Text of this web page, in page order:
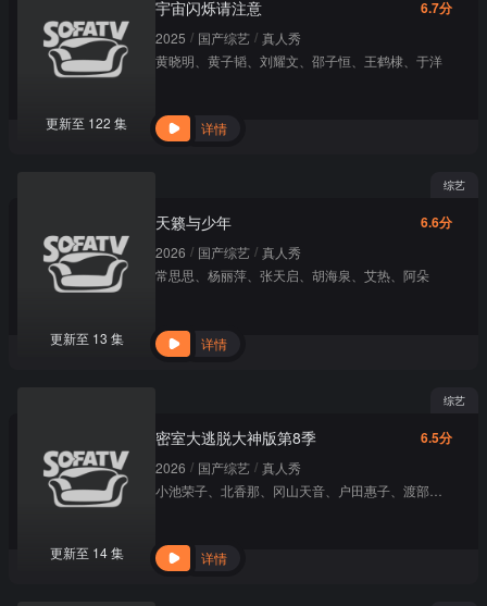
更新至 122 集
宇宙闪烁请注意 6.7分
2025 / 国产综艺 / 真人秀
黄晓明 、黄子韬 、刘耀文 、邵子恒 王鹤棣 、于洋
详情
更新至 13 集
综艺
天籁与少年 6.6分
2026 / 国产综艺 / 真人秀
常思思 、杨丽萍 、张天启 、胡海泉 、艾热 、阿朵
详情
更新至 14 集
综艺
密室大逃脱大神版第8季 6.5分
2026 / 国产综艺 / 真人秀
小池荣子 、北香那 冈山天音 户田惠子 、渡部笃郎
详情